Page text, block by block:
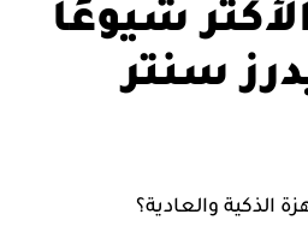
شيوعًا
سنتر
الذكية والعادية؟